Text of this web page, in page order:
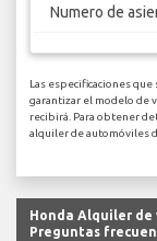
Numero de
Las especificaciones
garantizar el modelo de
recibirá. Para obtener
alquiler de automóviles
Honda Alquiler de
Preguntas